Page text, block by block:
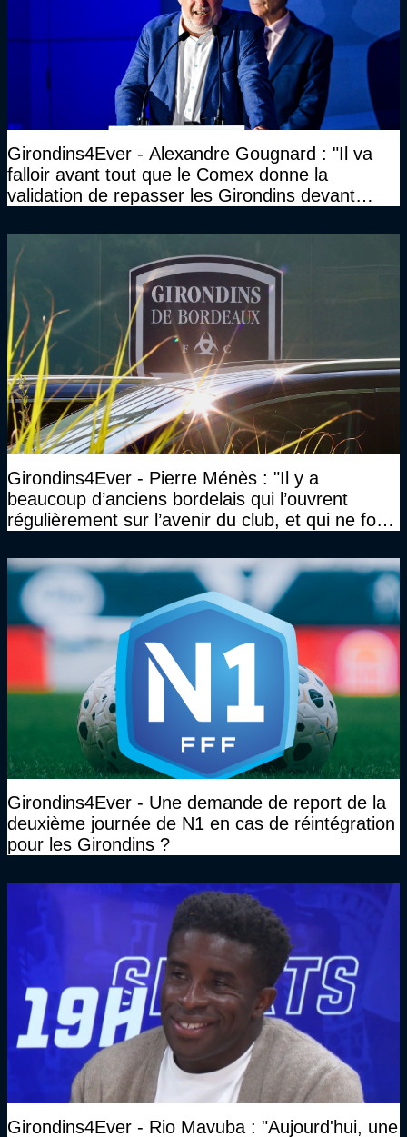
Girondins4Ever - Alexandre Gougnard : "Il va
falloir avant tout que le Comex donne la
validation de repasser les Girondins devant
Girondins4Ever - Pierre Ménès : "Il y a
beaucoup d’anciens bordelais qui l’ouvrent
régulièrement sur l’avenir du club, et qui ne font
Girondins4Ever - Une demande de report de la
deuxième journée de N1 en cas de réintégration
pour les Girondins ?
Girondins4Ever - Rio Mavuba : "Aujourd'hui, une